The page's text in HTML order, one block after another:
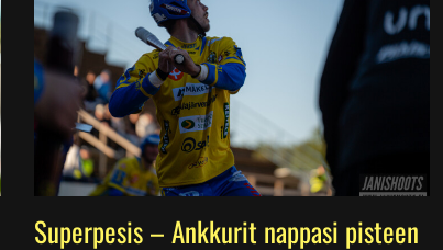
Superpesis – Ankkurit nappasi pisteen